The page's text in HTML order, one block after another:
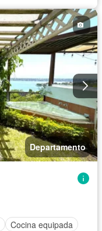
Departamento
Cocina equipada